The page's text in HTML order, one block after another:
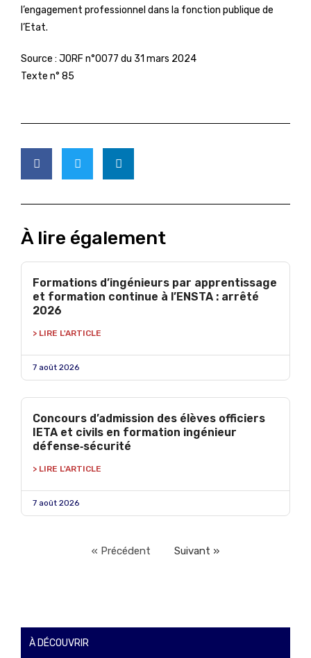
l’engagement professionnel dans la fonction publique de
l’Etat.
Source : JORF n°0077 du 31 mars 2024
Texte n° 85
À lire également
Formations d’ingénieurs par apprentissage
et formation continue à l’ENSTA : arrêté
2026
> LIRE L'ARTICLE
7 août 2026
Concours d’admission des élèves officiers
IETA et civils en formation ingénieur
défense‑sécurité
> LIRE L'ARTICLE
7 août 2026
« Précédent Suivant »
À DÉCOUVRIR